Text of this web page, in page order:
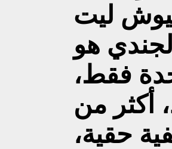
ليت
هو
فقط،
أكثر من
حقية،